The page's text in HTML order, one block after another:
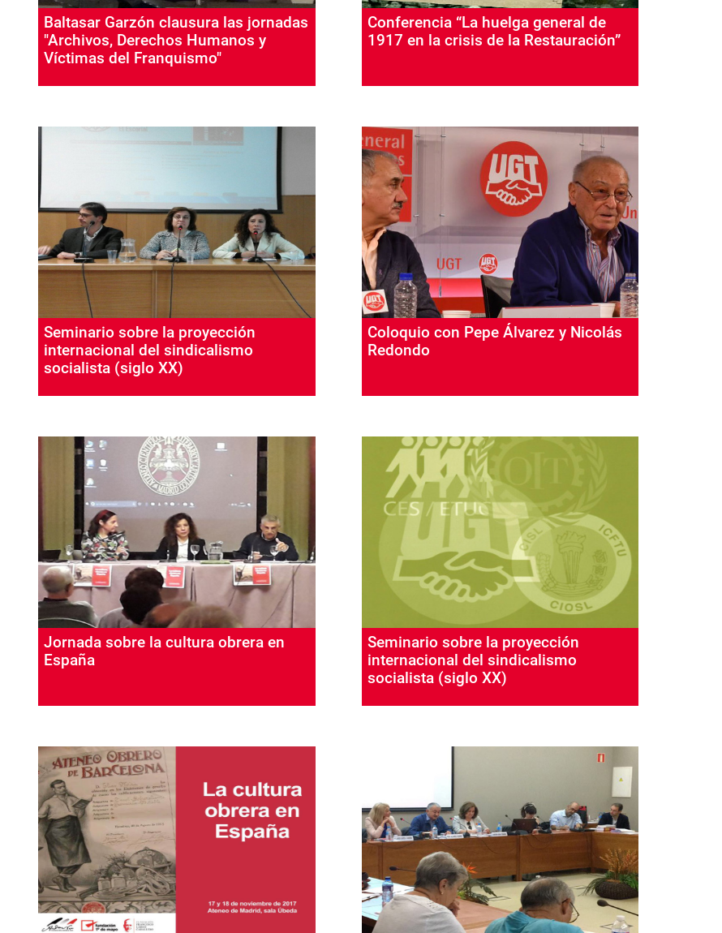
Baltasar Garzón clausura las jornadas
"Archivos, Derechos Humanos y
Víctimas del Franquismo"
Conferencia “La huelga general de
1917 en la crisis de la Restauración”
Seminario sobre la proyección
internacional del sindicalismo
socialista (siglo XX)
Coloquio con Pepe Álvarez y Nicolás
Redondo
Jornada sobre la cultura obrera en
España
Seminario sobre la proyección
internacional del sindicalismo
socialista (siglo XX)